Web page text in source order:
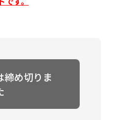
締め切りま